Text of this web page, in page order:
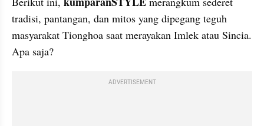
tradisi, pantangan, dan mitos yang dipegang teguh
masyarakat Tionghoa saat merayakan Imlek atau Sincia.
Apa saja?
ADVERTISEMENT